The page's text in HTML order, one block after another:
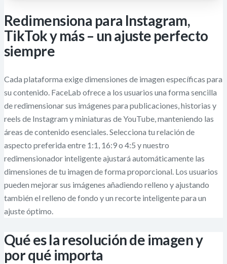
Redimensiona para Instagram,
TikTok y más – un ajuste perfecto
siempre
Cada plataforma exige dimensiones de imagen específicas para
su contenido. FaceLab ofrece a los usuarios una forma sencilla
de redimensionar sus imágenes para publicaciones, historias y
reels de Instagram y miniaturas de YouTube, manteniendo las
áreas de contenido esenciales. Selecciona tu relación de
aspecto preferida entre 1:1, 16:9 o 4:5 y nuestro
redimensionador inteligente ajustará automáticamente las
dimensiones de tu imagen de forma proporcional. Los usuarios
pueden mejorar sus imágenes añadiendo relleno y ajustando
también el relleno de fondo y un recorte inteligente para un
ajuste óptimo.
Qué es la resolución de imagen y
por qué importa